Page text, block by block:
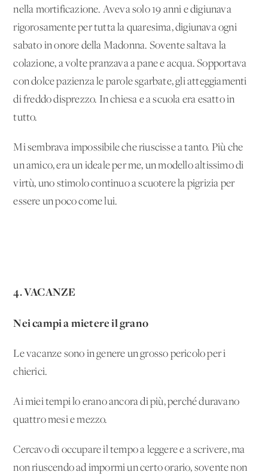
nella mortificazione. Aveva solo 19 anni e digiunava
rigorosamente per tutta la quaresima, digiunava ogni
sabato in onore della Madonna. Sovente saltava la
colazione, a volte pranzava a pane e acqua. Sopportava
con dolce pazienza le parole sgarbate, gli atteggiamenti
di freddo disprezzo. In chiesa e a scuola era esatto in
tutto.
Mi sembrava impossibile che riuscisse a tanto. Più che
un amico, era un ideale per me, un modello altissimo di
virtù, uno stimolo continuo a scuotere la pigrizia per
essere un poco come lui.
4. VACANZE
Nei campi a mietere il grano
Le vacanze sono in genere un grosso pericolo per i
chierici.
Ai miei tempi lo erano ancora di più, perché duravano
quattro mesi e mezzo.
Cercavo di occupare il tempo a leggere e a scrivere, ma
non riuscendo ad impormi un certo orario, sovente non